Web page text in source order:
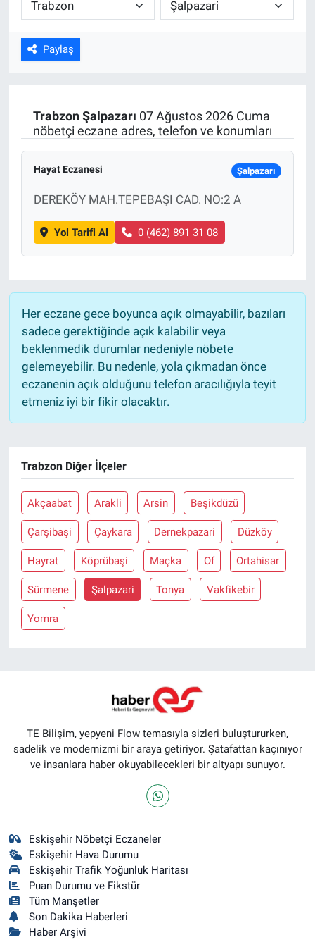
Paylaş
Trabzon Şalpazarı 07 Ağustos 2026 Cuma
nöbetçi eczane adres, telefon ve konumları
Hayat Eczanesi Şalpazarı
DEREKÖY MAH.TEPEBAŞI CAD. NO:2 A
Yol Tarifi Al 0 (462) 891 31 08
Her eczane gece boyunca açık olmayabilir, bazıları
sadece gerektiğinde açık kalabilir veya
beklenmedik durumlar nedeniyle nöbete
gelemeyebilir. Bu nedenle, yola çıkmadan önce
eczanenin açık olduğunu telefon aracılığıyla teyit
etmeniz iyi bir fikir olacaktır.
Trabzon Diğer İlçeler
Akçaabat Arakli Arsin Beşikdüzü
Çarşibaşi Çaykara Dernekpazari Düzköy
Hayrat Köprübaşi Maçka Of Ortahisar
Sürmene Şalpazari Tonya Vakfikebir
Yomra
TE Bilişim, yepyeni Flow temasıyla sizleri buluştururken,
sadelik ve modernizmi bir araya getiriyor. Şatafattan kaçınıyor
ve insanlara haber okuyabilecekleri bir altyapı sunuyor.
Eskişehir Nöbetçi Eczaneler
Eskişehir Hava Durumu
Eskişehir Trafik Yoğunluk Haritası
Puan Durumu ve Fikstür
Tüm Manşetler
Son Dakika Haberleri
Haber Arşivi